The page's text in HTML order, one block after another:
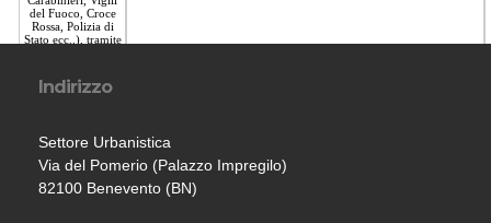
Indirizzo
Settore Urbanistica
Via del Pomerio (Palazzo Impregilo)
82100 Benevento (BN)